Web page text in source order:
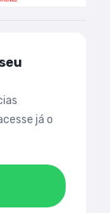
já o